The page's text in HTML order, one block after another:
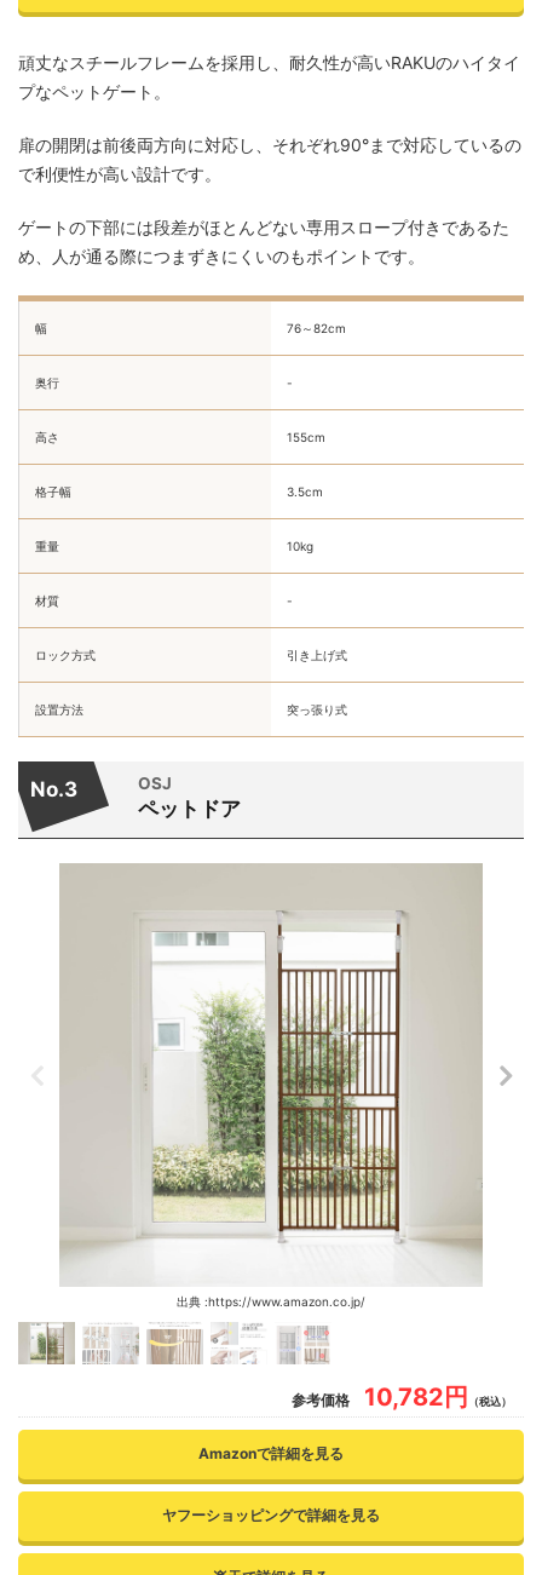
頑丈なスチールフレームを採用し、耐久性が高いRAKUのハイタイ
プなペットゲート。
扉の開閉は前後両方向に対応し、それぞれ90°まで対応しているの
で利便性が高い設計です。
ゲートの下部には段差がほとんどない専用スロープ付きであるた
め、人が通る際につまずきにくいのもポイントです。
幅 76～82cm
奥行 -
高さ 155cm
格子幅 3.5cm
重量 10kg
材質 -
ロック方式 引き上げ式
設置方法 突っ張り式
No.3 OSJ
ペットドア
出典 :https://www.amazon.co.jp/
参考価格 10,782円 （税込）
Amazonで詳細を見る
ヤフーショッピングで詳細を見る